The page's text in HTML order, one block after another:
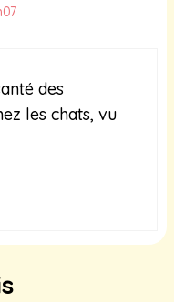
des
les chats, vu